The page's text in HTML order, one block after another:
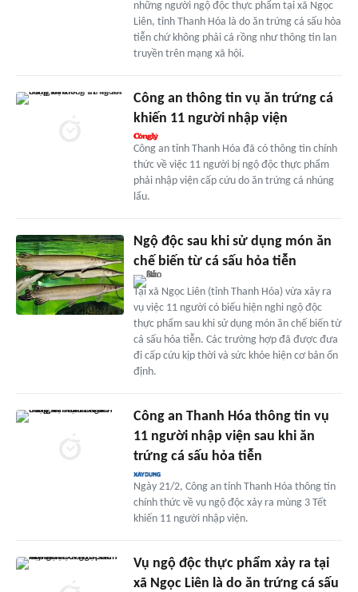
những người ngộ độc thực phẩm tại xã Ngọc
Liên, tỉnh Thanh Hóa là do ăn trứng cá sấu hỏa
tiễn chứ không phải cá rồng như thông tin lan
truyền trên mạng xã hội.
Công an thông tin vụ ăn trứng cá
khiến 11 người nhập viện
Công an tỉnh Thanh Hóa đã có thông tin chính
thức về việc 11 người bị ngộ độc thực phẩm
phải nhập viện cấp cứu do ăn trứng cá nhúng
lẩu.
Ngộ độc sau khi sử dụng món ăn
chế biến từ cá sấu hỏa tiễn
Tại xã Ngọc Liên (tỉnh Thanh Hóa) vừa xảy ra
vụ việc 11 người có biểu hiện nghi ngộ độc
thực phẩm sau khi sử dụng món ăn chế biến từ
cá sấu hỏa tiễn. Các trường hợp đã được đưa
đi cấp cứu kịp thời và sức khỏe hiện cơ bản ổn
định.
Công an Thanh Hóa thông tin vụ
11 người nhập viện sau khi ăn
trứng cá sấu hỏa tiễn
Ngày 21/2, Công an tỉnh Thanh Hóa thông tin
chính thức về vụ ngộ độc xảy ra mùng 3 Tết
khiến 11 người nhập viện.
Vụ ngộ độc thực phẩm xảy ra tại
xã Ngọc Liên là do ăn trứng cá sấu